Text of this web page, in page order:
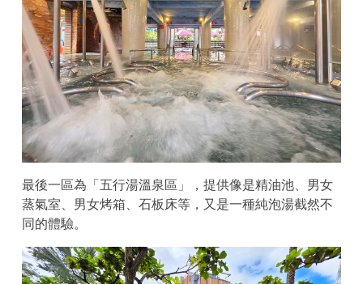
最後一區為「五行湯溫泉區」，提供像是精油池、男女
蒸氣室、男女烤箱、石板床等，又是一種純泡湯截然不
同的體驗。